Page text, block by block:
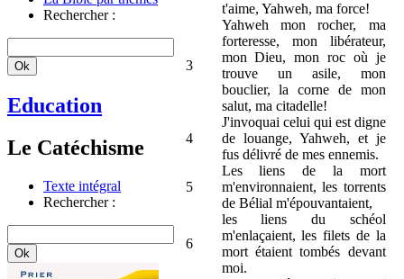
Rechercher :
Education
Le Catéchisme
Texte intégral
Rechercher :
t'aime, Yahweh, ma force!
3
Yahweh mon rocher, ma
forteresse, mon libérateur,
mon Dieu, mon roc où je
trouve un asile, mon
bouclier, la corne de mon
salut, ma citadelle!
4
J'invoquai celui qui est digne
de louange, Yahweh, et je
fus délivré de mes ennemis.
5
Les liens de la mort
m'environnaient, les torrents
de Bélial m'épouvantaient,
6
les liens du schéol
m'enlaçaient, les filets de la
mort étaient tombés devant
moi.